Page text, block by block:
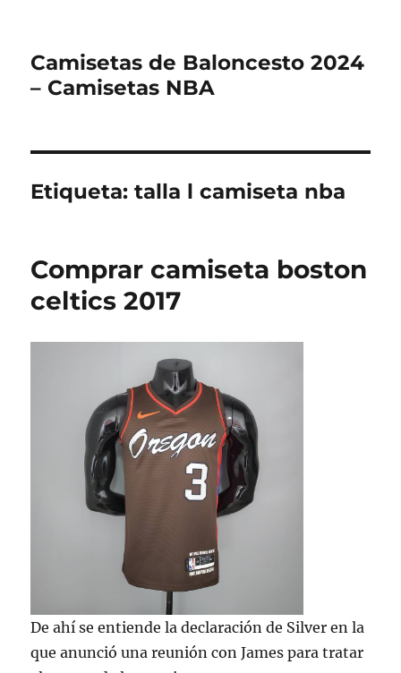
Camisetas de Baloncesto 2024
– Camisetas NBA
Etiqueta:talla l camiseta nba
Comprar camiseta boston
celtics 2017
De ahí se entiende la declaración de Silver en la
que anunció una reunión con James para tratar